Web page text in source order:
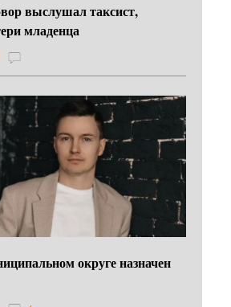
выслушал таксист,
младенца
округе назначен